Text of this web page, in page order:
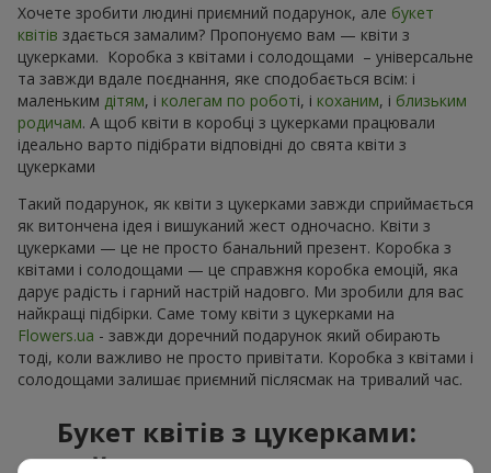
Хочете зробити людині приємний подарунок, але букет
квітів здається замалим? Пропонуємо вам — квіти з
цукерками. Коробка з квітами і солодощами – універсальне
та завжди вдале поєднання, яке сподобається всім: і
маленьким дітям, і колегам по роботі, і коханим, і близьким
родичам. А щоб квіти в коробці з цукерками працювали
ідеально варто підібрати відповідні до свята квіти з
цукерками
Такий подарунок, як квіти з цукерками завжди сприймається
як витончена ідея і вишуканий жест одночасно. Квіти з
цукерками — це не просто банальний презент. Коробка з
квітами і солодощами — це справжня коробка емоцій, яка
дарує радість і гарний настрій надовго. Ми зробили для вас
найкращі підбірки. Саме тому квіти з цукерками на
Flowers.ua - завжди доречний подарунок який обирають
тоді, коли важливо не просто привітати. Коробка з квітами і
солодощами залишає приємний післясмак на тривалий час.
Букет квітів з цукерками: